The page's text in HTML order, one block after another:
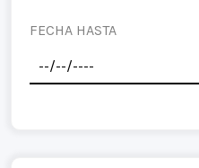
FECHA HASTA